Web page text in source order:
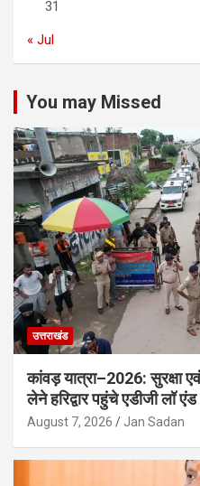
31
« Jul
You may Missed
उत्तराखंड
कांवड़ यात्रा–2026: सुरक्षा
लेने हरिद्वार पहुंचे एडीजी लॉ
August 7, 2026 Jan Sadan